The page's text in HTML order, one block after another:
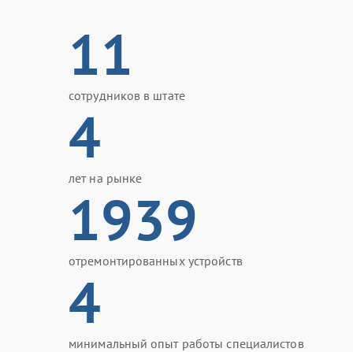
11
сотрудников в штате
4
лет на рынке
1939
отремонтированных устройств
4
минимальный опыт работы специалистов